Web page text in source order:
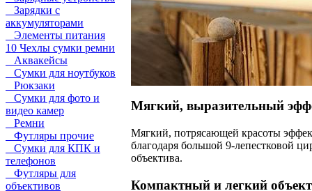
Зарядки с
аккумуляторами
Элементы питания
10 Чехлы сумки ремни
Аквакейсы
Сумки для ноутбуков
Рюкзаки
Сумки для фото и
видео камер
Ремни
Футляры прочие
Сумки для КПК и
телефонов
Футляры для
объективов
Мягкий, выразительный
Мягкий, потрясающей красоты
благодаря большой 9-лепестковой
объектива.
Компактный и легкий